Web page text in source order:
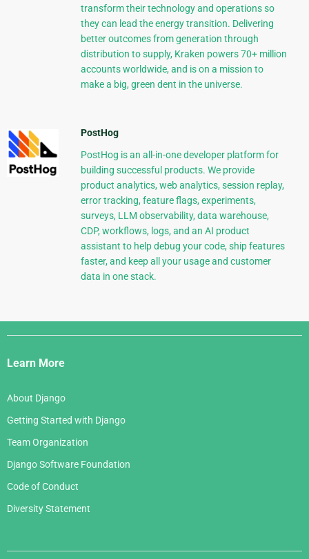
transform their technology and operations so
they can lead the energy transition. Delivering
better outcomes from generation through
distribution to supply, Kraken powers 70+ million
accounts worldwide, and is on a mission to
make a big, green dent in the universe.
PostHog
PostHog is an all-in-one developer platform for
building successful products. We provide
product analytics, web analytics, session replay,
error tracking, feature flags, experiments,
surveys, LLM observability, data warehouse,
CDP, workflows, logs, and an AI product
assistant to help debug your code, ship features
faster, and keep all your usage and customer
data in one stack.
Django
Links
Learn More
About Django
Getting Started with Django
Team Organization
Django Software Foundation
Code of Conduct
Diversity Statement